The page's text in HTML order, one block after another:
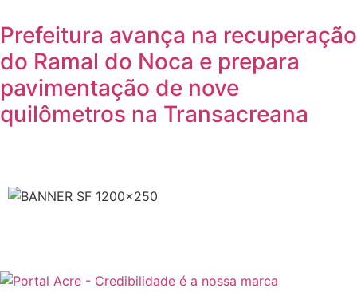
Prefeitura avança na recuperação
do Ramal do Noca e prepara
pavimentação de nove
quilômetros na Transacreana